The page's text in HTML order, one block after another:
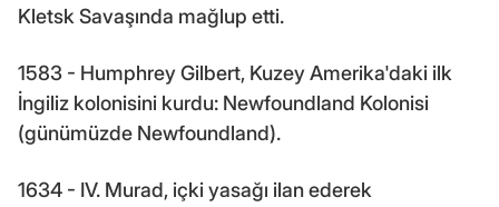
Kletsk Savaşında mağlup etti.
1583 - Humphrey Gilbert, Kuzey Amerika'daki ilk
İngiliz kolonisini kurdu: Newfoundland Kolonisi
(günümüzde Newfoundland).
1634 - IV. Murad, içki yasağı ilan ederek